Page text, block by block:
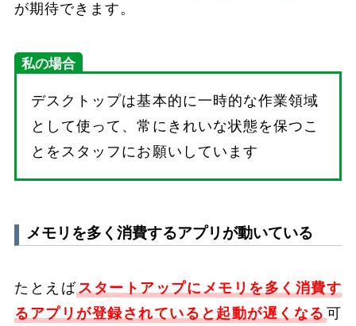
が期待できます。
私の場合
デスクトップは基本的に一時的な作業領域
として使って、常にきれいな状態を保つこ
とをスタッフにお願いしています
メモリを多く消費するアプリが動いている
たとえばスタートアップにメモリを多く消費す
るアプリが登録されていると起動が遅くなる 可